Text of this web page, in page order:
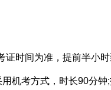
证时间为准，提前半小
机考方式，时长90分